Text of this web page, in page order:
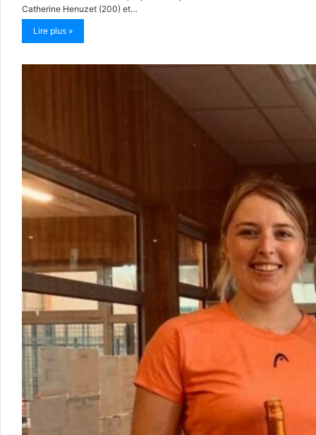
Catherine Henuzet (200) et…
Lire plus »